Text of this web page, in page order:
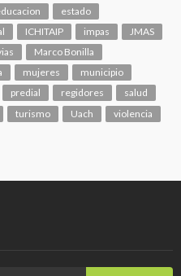
estado
ICHITAIP impas
JMAS
Marco Bonilla
mujeres
municipio
predial regidores
salud
turismo Uach violencia